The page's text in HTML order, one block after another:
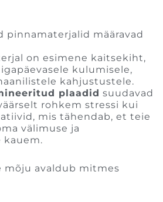
pinnamaterjalid määravad
on esimene kaitsekiht,
kulumisele,
kahjustustele.
plaadid suudavad
rohkem stressi kui
mis tähendab, et teie
välimuse ja
kauem.
mõju avaldub mitmes